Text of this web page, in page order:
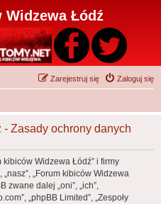
Łódź
Zaloguj się
Zarejestruj się
Zasady ochrony danych
Widzewa Łódź” i firmy
„nasz”, „Forum kibiców Widzewa
zwane dalej „oni”, „ich”,
„phpBB Limited”, „Zespoły